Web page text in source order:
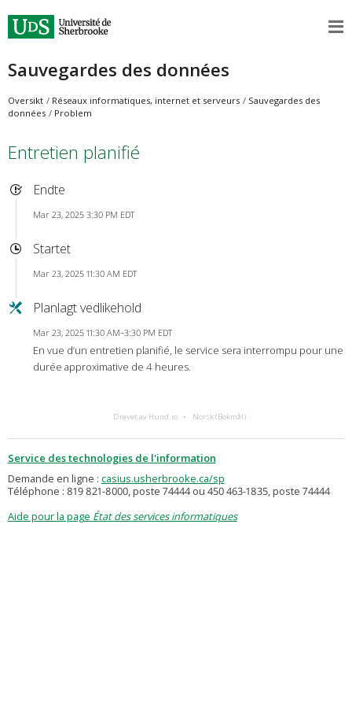
Sauvegardes des données
Oversikt Réseaux informatiques, internet et serveurs
Sauvegardes des
données
Problem
Entretien planifié
Endte
Mar 23, 2025 3:30 PM EDT
Startet
Mar 23, 2025 11:30 AM EDT
Planlagt vedlikehold
Mar 23, 2025 11:30 AM–3:30 PM EDT
En vue d’un entretien planifié, le service sera interrompu pour une
durée approximative de 4 heures.
Drevet av Hund.io Norsk (Bokmål)
Service des technologies de l'information
Demande en ligne : casius.usherbrooke.ca/sp
Téléphone : 819 821-8000, poste 74444 ou 450 463-1835, poste 74444
Aide pour la page État des services informatiques